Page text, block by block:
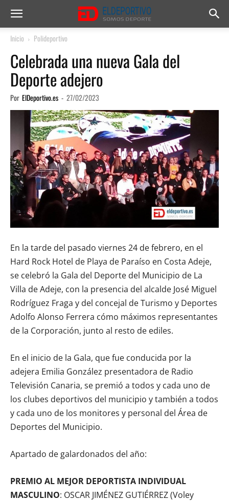
Inicio Polideportivo
Celebrada una nueva Gala del
Deporte adejero
Por ElDeportivo.es - 27/02/2023
En la tarde del pasado viernes 24 de febrero, en el
Hard Rock Hotel de Playa de Paraíso en Costa Adeje,
se celebró la Gala del Deporte del Municipio de La
Villa de Adeje, con la presencia del alcalde José Miguel
Rodríguez Fraga y del concejal de Turismo y Deportes
Adolfo Alonso Ferrera cómo máximos representantes
de la Corporación, junto al resto de ediles.
En el inicio de la Gala, que fue conducida por la
adejera Emilia González presentadora de Radio
Televisión Canaria, se premió a todos y cada uno de
los clubes deportivos del municipio y también a todos
y cada uno de los monitores y personal del Área de
Deportes del Municipio.
Apartado de galardonados del año:
PREMIO AL MEJOR DEPORTISTA INDIVIDUAL
MASCULINO: OSCAR JIMÉNEZ GUTIÉRREZ (Voley